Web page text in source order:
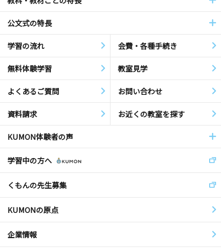
公文式の特長
学習の流れ 会費・各種手続き
無料体験学習 教室見学
よくあるご質問 お問い合わせ
資料請求 お近くの教室を探す
KUMON体験者の声
学習中の方へ
くもんの先生募集
KUMONの原点
企業情報